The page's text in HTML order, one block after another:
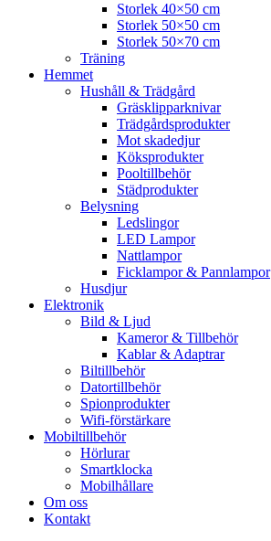
Storlek 40×50 cm
Storlek 50×50 cm
Storlek 50×70 cm
Träning
Hemmet
Hushåll & Trädgård
Gräsklipparknivar
Trädgårdsprodukter
Mot skadedjur
Köksprodukter
Pooltillbehör
Städprodukter
Belysning
Ledslingor
LED Lampor
Nattlampor
Ficklampor & Pannlampor
Husdjur
Elektronik
Bild & Ljud
Kameror & Tillbehör
Kablar & Adaptrar
Biltillbehör
Datortillbehör
Spionprodukter
Wifi-förstärkare
Mobiltillbehör
Hörlurar
Smartklocka
Mobilhållare
Om oss
Kontakt